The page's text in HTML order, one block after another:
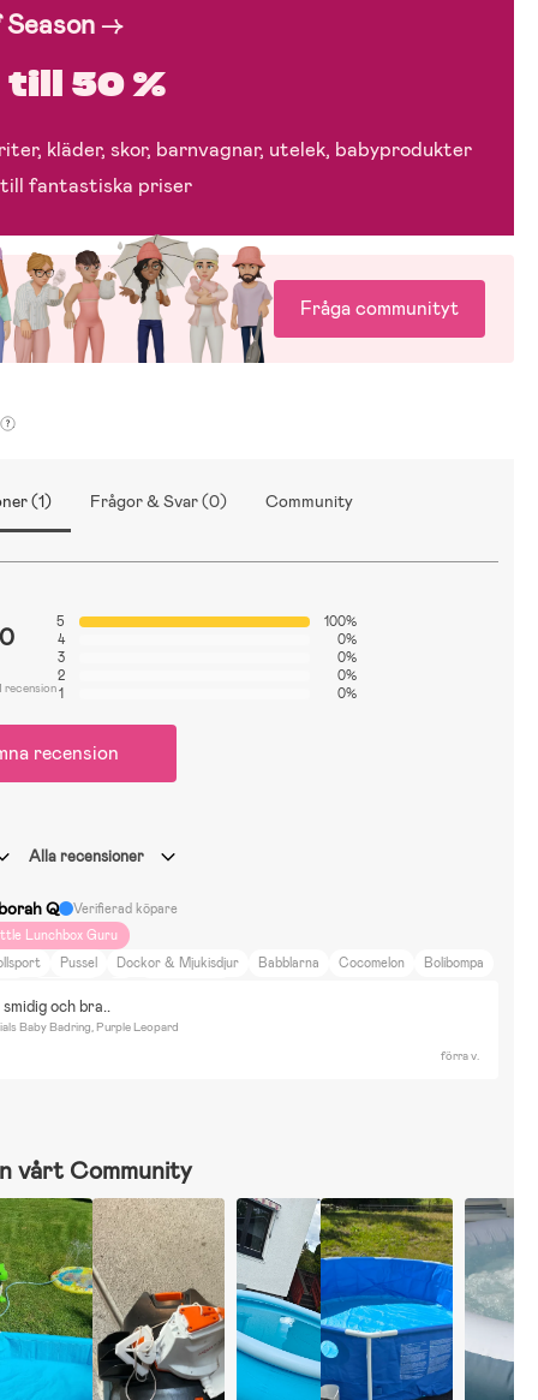
→
till 50 %
kläder, skor, barnvagnar, utelek, babyprodukter
fantastiska priser
Fråga communityt
(1) Frågor & Svar (0) Community
recension
5
100%
4
0%
3
0%
2
0%
1
0%
recension
Alla recensioner
Q
Verifierad köpare
Lunchbox Guru
Pussel Dockor & Mjukisdjur Babblarna Cocomelon
Bolibompa
och bra..
Baby Badring, Purple Leopard
förra v.
vårt Community